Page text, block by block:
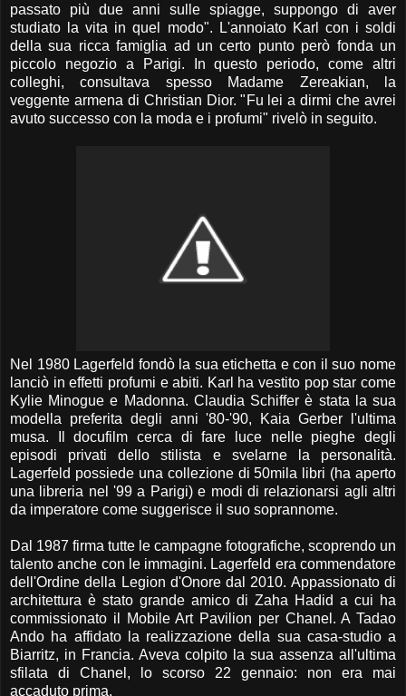
passato più due anni sulle spiagge, suppongo di aver
studiato la vita in quel modo". L'annoiato Karl con i soldi
della sua ricca famiglia ad un certo punto però fonda un
piccolo negozio a Parigi. In questo periodo, come altri
colleghi, consultava spesso Madame Zereakian, la
veggente armena di Christian Dior. "Fu lei a dirmi che avrei
avuto successo con la moda e i profumi" rivelò in seguito.
Nel 1980 Lagerfeld fondò la sua etichetta e con il suo nome
lanciò in effetti profumi e abiti. Karl ha vestito pop star come
Kylie Minogue e Madonna. Claudia Schiffer è stata la sua
modella preferita degli anni '80-'90, Kaia Gerber l'ultima
musa. Il docufilm cerca di fare luce nelle pieghe degli
episodi privati dello stilista e svelarne la personalità.
Lagerfeld possiede una collezione di 50mila libri (ha aperto
una libreria nel '99 a Parigi) e modi di relazionarsi agli altri
da imperatore come suggerisce il suo soprannome.
Dal 1987 firma tutte le campagne fotografiche, scoprendo un
talento anche con le immagini. Lagerfeld era commendatore
dell'Ordine della Legion d'Onore dal 2010. Appassionato di
architettura è stato grande amico di Zaha Hadid a cui ha
commissionato il Mobile Art Pavilion per Chanel. A Tadao
Ando ha affidato la realizzazione della sua casa-studio a
Biarritz, in Francia. Aveva colpito la sua assenza all'ultima
sfilata di Chanel, lo scorso 22 gennaio: non era mai
accaduto prima.